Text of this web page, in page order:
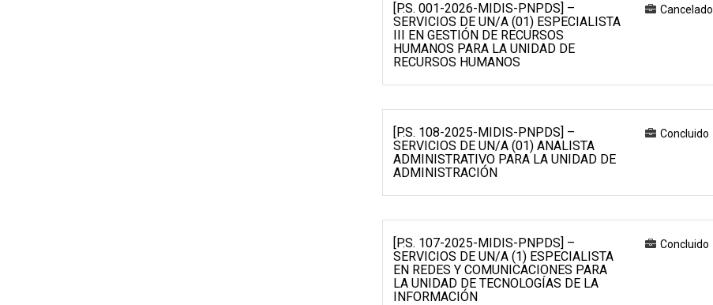
[P.S. 001-2026-MIDIS-PNPDS] –
SERVICIOS DE UN/A (01) ESPECIALISTA
III EN GESTIÓN DE RECURSOS
HUMANOS PARA LA UNIDAD DE
RECURSOS HUMANOS
Cancelado
[P.S. 108-2025-MIDIS-PNPDS] –
SERVICIOS DE UN/A (01) ANALISTA
ADMINISTRATIVO PARA LA UNIDAD DE
ADMINISTRACIÓN
Concluido
[P.S. 107-2025-MIDIS-PNPDS] –
SERVICIOS DE UN/A (1) ESPECIALISTA
EN REDES Y COMUNICACIONES PARA
LA UNIDAD DE TECNOLOGÍAS DE LA
INFORMACIÓN
Concluido